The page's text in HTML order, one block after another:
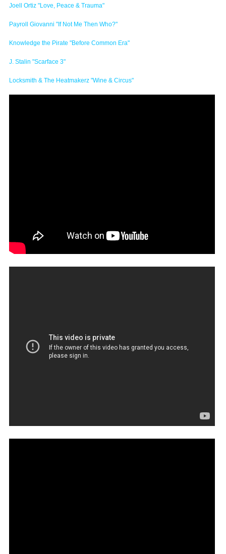
Joell Ortiz "Love, Peace & Trauma"
Payroll Giovanni "If Not Me Then Who?"
Knowledge the Pirate "Before Common Era"
J. Stalin "Scarface 3"
Locksmith & The Heatmakerz "Wine & Circus"